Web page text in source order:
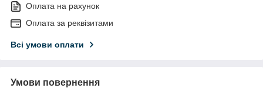
Оплата на рахунок
Оплата за реквізитами
Всі умови оплати
Умови повернення